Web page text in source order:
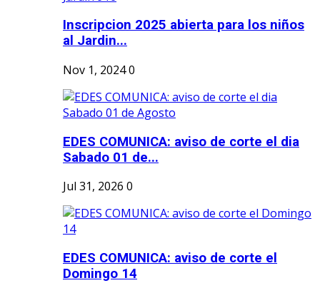
Inscripcion 2025 abierta para los niños
al Jardin...
Nov 1, 20240
EDES COMUNICA: aviso de corte el dia
Sabado 01 de...
Jul 31, 2026 0
EDES COMUNICA: aviso de corte el
Domingo 14